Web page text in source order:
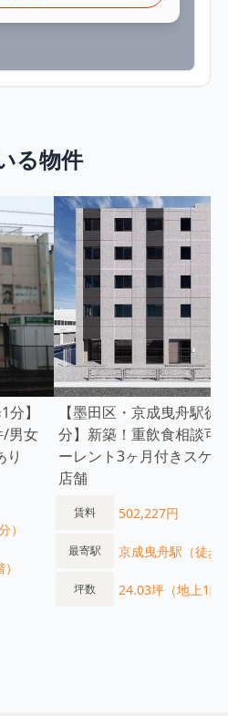
る物件
】
/男女
り
）
【墨田区・京成曳舟駅徒
分】新築！重飲食相談可
ーレント3ヶ月付きスケ
店舗
賃料 502,227円
最寄駅 京成曳舟駅（徒歩
坪数 24.03坪（地上1階